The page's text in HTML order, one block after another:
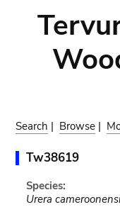
Search | Browse |
Tw38619
Species:
Urera